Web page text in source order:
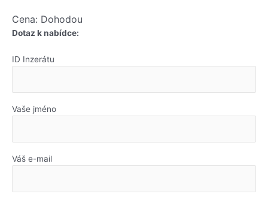
Cena: Dohodou
Dotaz k nabídce:
ID Inzerátu
Vaše jméno
Váš e-mail